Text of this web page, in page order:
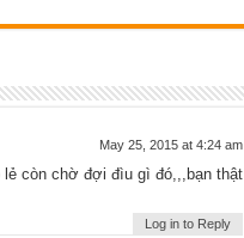
May 25, 2015 at 4:24 am
còn chờ đợi đìu gì đó,,,bạn thật
Log in to Reply